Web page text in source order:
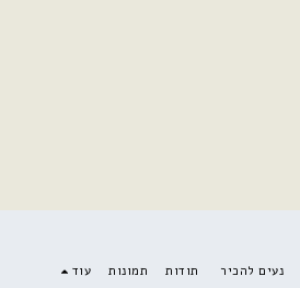
נעים להכיר תודות תמונות עוד